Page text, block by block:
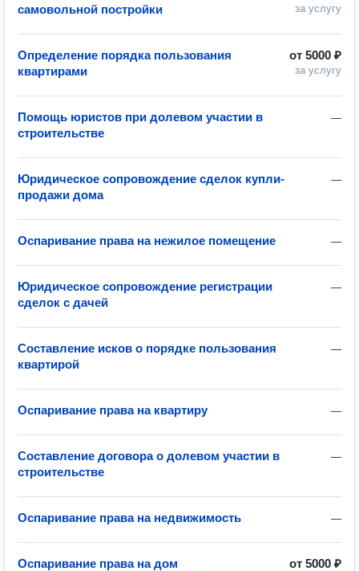
за услугу
самовольной постройки
от 5000 ₽
за услугу
Определение порядка пользования
квартирами
—
Помощь юристов при долевом участии в
строительстве
—
Юридическое сопровождение сделок купли-
продажи дома
—
Оспаривание права на нежилое помещение
—
Юридическое сопровождение регистрации
сделок с дачей
—
Составление исков о порядке пользования
квартирой
—
Оспаривание права на квартиру
—
Составление договора о долевом участии в
строительстве
—
Оспаривание права на недвижимость
от 5000 ₽
Оспаривание права на дом